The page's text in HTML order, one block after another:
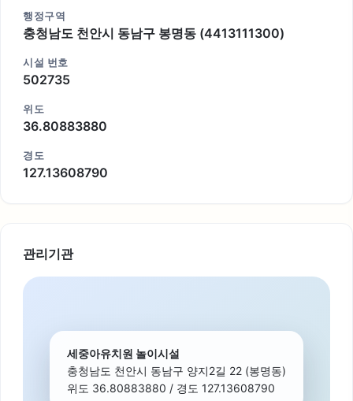
행정구역
충청남도 천안시 동남구 봉명동 (4413111300)
시설 번호
502735
위도
36.80883880
경도
127.13608790
관리기관
세중아유치원 놀이시설
충청남도 천안시 동남구 양지2길 22 (봉명동)
위도 36.80883880 / 경도 127.13608790